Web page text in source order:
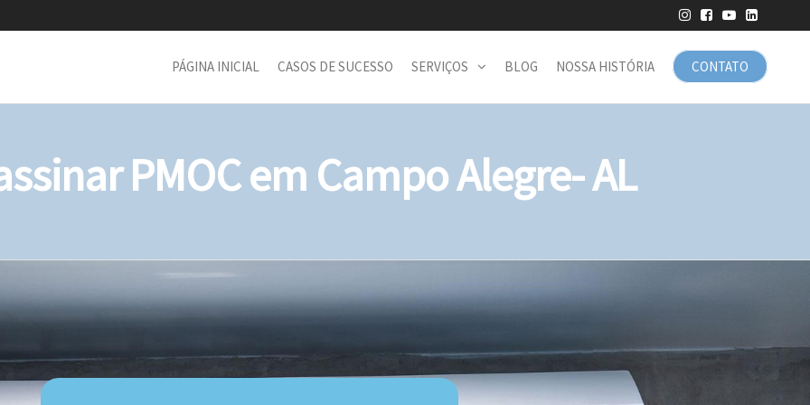
CONTATO
PÁGINA INICIAL CASOS DE SUCESSO SERVIÇOS BLOG NOSSA HISTÓRIA
PMOC em Campo Alegre- AL